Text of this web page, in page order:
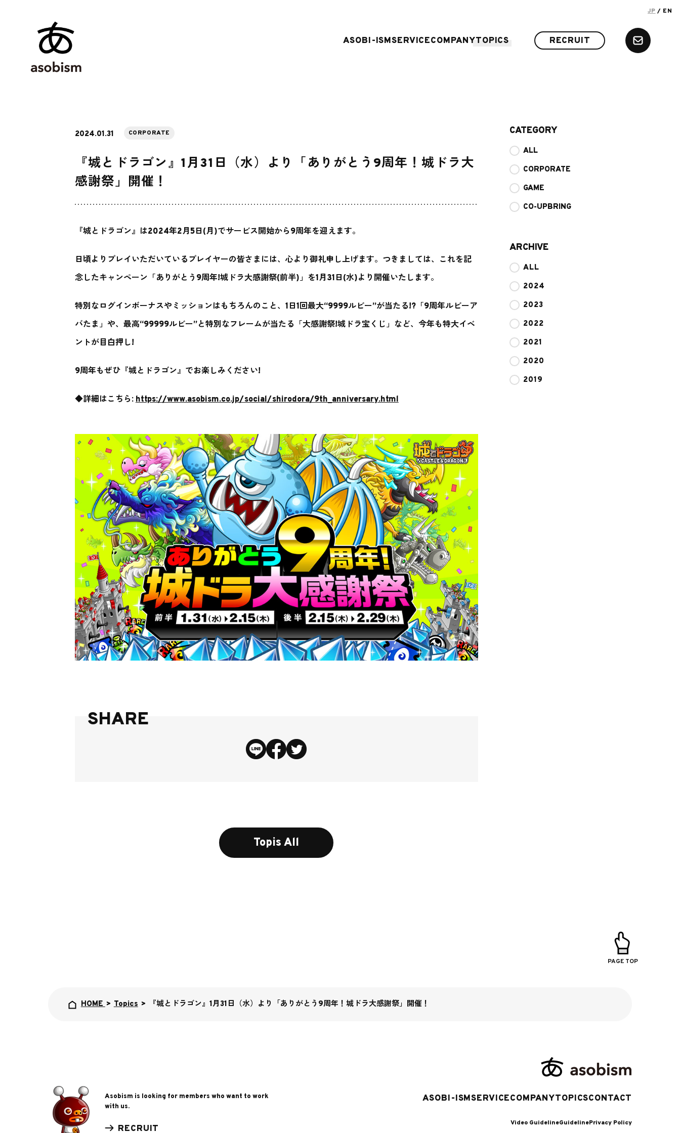
JP / EN
ASOBI-ISMSERVICECOMPANYTOPICS RECRUIT
2024.01.31 CORPORATE
『城とドラゴン』1月31日（水）より「ありがとう9周年！城ドラ大
感謝祭」開催！
『城とドラゴン』は2024年2月5日(月)でサービス開始から9周年を迎えます。
日頃よりプレイいただいているプレイヤーの皆さまには、心より御礼申し上げます。つきましては、これを記
念したキャンペーン「ありがとう9周年!城ドラ大感謝祭(前半)」を1月31日(水)より開催いたします。
特別なログインボーナスやミッションはもちろんのこと、1日1回最大“9999ルビー”が当たる!?「9周年ルビーア
バたま」や、最高“99999ルビー”と特別なフレームが当たる「大感謝祭!城ドラ宝くじ」など、今年も特大イベ
ントが目白押し!
9周年もぜひ『城とドラゴン』でお楽しみください!
◆詳細はこちら:https://www.asobism.co.jp/social/shirodora/9th_anniversary.html
SHARE
Topis All
CATEGORY
ALL
CORPORATE
GAME
CO-UPBRING
ARCHIVE
ALL
2024
2023
2022
2021
2020
2019
PAGE TOP
HOME> Topics > 『城とドラゴン』1月31日（水）より「ありがとう9周年！城ドラ大感謝祭」開催！
Asobism is looking for members who want to work
with us.
RECRUIT
ASOBI-ISMSERVICECOMPANYTOPICSCONTACT
Video GuidelineGuidelinePrivacy Policy